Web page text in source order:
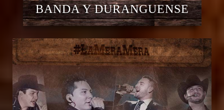
BANDA Y DURANGUENSE